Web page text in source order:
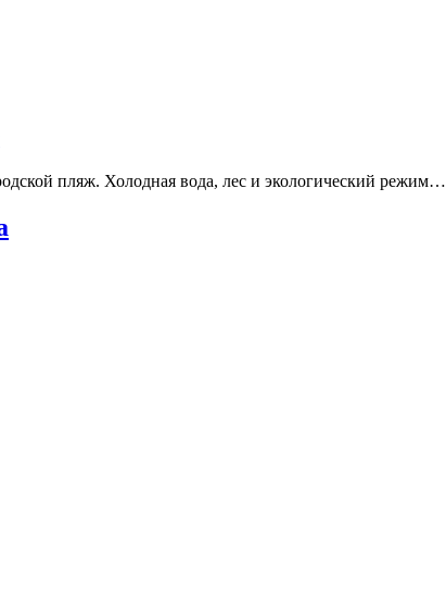
пляж. Холодная вода, лес и экологический режим…